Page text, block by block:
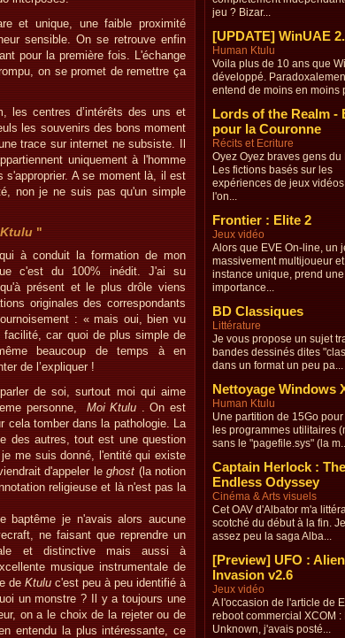
et unique, une faible proximité
sensible. On se retrouve enfin
pour la première fois. L'échange
on se promet de remettre ça
les centres d’intérêts des uns et
les souvenirs des bons moment
trace sur internet ne subsiste. Il
uniquement à l'homme
A se moment là, il est
non je ne suis pas qu'un simple
"
à conduit la formation de mon
c'est du 100% inédit. J'ai su
présent et le plus drôle viens
originales des correspondants
: « mais oui, bien vu
car quoi de plus simple de
beaucoup de temps à en
de l’expliquer !
de soi, surtout moi qui aime
personne,
Moi Ktulu . On est
cela tomber dans la pathologie. La
des autres, tout est une question
me suis donné, l'entité qui existe
d'appeler leghost (la notion
religieuse et là n'est pas la
baptême je n'avais alors aucune
ne faisant que reprendre un
et distinctive mais aussi à
musique instrumentale de
de Ktulu c'est peu à peu identifié à
un monstre ? Il y a toujours une
on a le choix de la rejeter ou de
entendu la plus intéressante, ce
jeu ? Bizar...
[UPDATE] WinUAE
Human Ktulu
Voila plus de 10 ans que
développé.
entend de moins en moins
Lords of the Realm -
pour la Couronne
Récits et Ecriture
Oyez Oyez braves gens du
Les fictions basés sur les
expériences de jeux
l'on...
Frontier : Elite 2
Jeux vidéo
Alors que EVE On-line, un
massivement multijoueur
instance unique, prend une
importance...
BD Classiques
Littérature
Je vous propose un sujet
bandes dessinés dites
dans un format un peu pa...
Nettoyage Windows
Human Ktulu
Une partition de 15Go pour
les programmes utilitaires
sans le "pagefile.sys" (la
Captain Herlock : The
Endless Odyssey
Cinéma & Arts visuels
Cet OAV d'Albator m'a
scotché du début à la fin.
assez peu la saga Alba...
[Preview] UFO : Alien
Invasion v2.6
Jeux vidéo
A l'occasion de l'article de
reboot commercial XCOM :
Unknown, j'avais posté...